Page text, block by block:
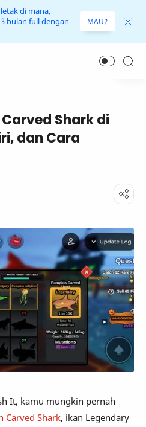
di mana,
bulan full dengan
MAU?
Shark di
dan Cara
It, kamu mungkin pernah
Carved Shark, ikan Legendary